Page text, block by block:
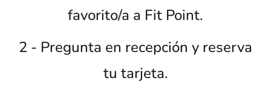
favorito/a a Fit Point.
2 - Pregunta en recepción y reserva
tu tarjeta.